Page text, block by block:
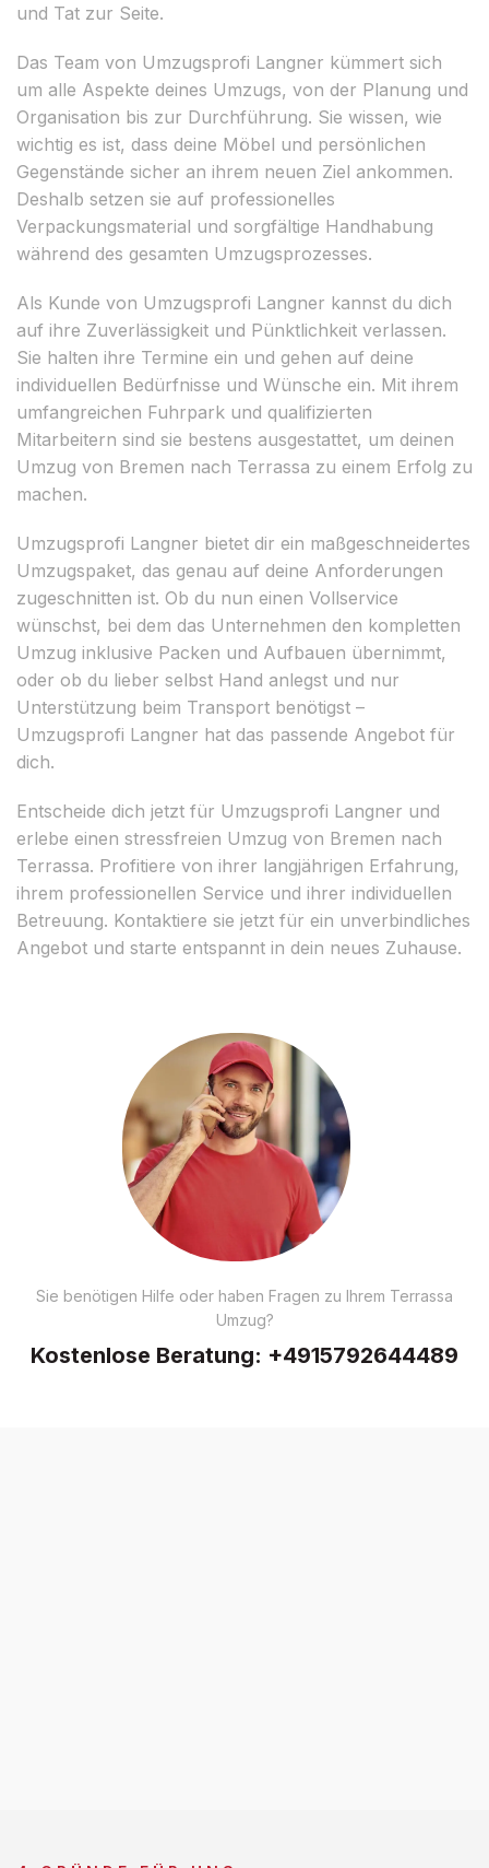
und Tat zur Seite.
Das Team von Umzugsprofi Langner kümmert sich
um alle Aspekte deines Umzugs, von der Planung und
Organisation bis zur Durchführung. Sie wissen, wie
wichtig es ist, dass deine Möbel und persönlichen
Gegenstände sicher an ihrem neuen Ziel ankommen.
Deshalb setzen sie auf professionelles
Verpackungsmaterial und sorgfältige Handhabung
während des gesamten Umzugsprozesses.
Als Kunde von Umzugsprofi Langner kannst du dich
auf ihre Zuverlässigkeit und Pünktlichkeit verlassen.
Sie halten ihre Termine ein und gehen auf deine
individuellen Bedürfnisse und Wünsche ein. Mit ihrem
umfangreichen Fuhrpark und qualifizierten
Mitarbeitern sind sie bestens ausgestattet, um deinen
Umzug von Bremen nach Terrassa zu einem Erfolg zu
machen.
Umzugsprofi Langner bietet dir ein maßgeschneidertes
Umzugspaket, das genau auf deine Anforderungen
zugeschnitten ist. Ob du nun einen Vollservice
wünschst, bei dem das Unternehmen den kompletten
Umzug inklusive Packen und Aufbauen übernimmt,
oder ob du lieber selbst Hand anlegst und nur
Unterstützung beim Transport benötigst –
Umzugsprofi Langner hat das passende Angebot für
dich.
Entscheide dich jetzt für Umzugsprofi Langner und
erlebe einen stressfreien Umzug von Bremen nach
Terrassa. Profitiere von ihrer langjährigen Erfahrung,
ihrem professionellen Service und ihrer individuellen
Betreuung. Kontaktiere sie jetzt für ein unverbindliches
Angebot und starte entspannt in dein neues Zuhause.
Sie benötigen Hilfe oder haben Fragen zu Ihrem Terrassa
Umzug?
Kostenlose Beratung: +4915792644489